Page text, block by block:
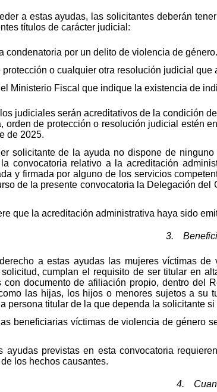
a estas ayudas, las solicitantes deberán
títulos de carácter judicial:
condenatoria por un delito de violencia de género.
protección o cualquier otra resolución judicial
Ministerio Fiscal que indique la existencia de
judiciales serán acreditativos de la condición
orden de protección o resolución judicial estén
de 2025.
solicitante de la ayuda no dispone de
convocatoria relativo a la acreditación
y firmada por alguno de los servicios
de la presente convocatoria la Delegación
que la acreditación administrativa haya sido
3.
a estas ayudas las mujeres víctimas
cumplan el requisito de ser titular en
con documento de afiliación propio, dentro del
las hijas, los hijos o menores sujetos a su
persona titular de la que dependa la solicitante
beneficiarias víctimas de violencia de género
ayudas previstas en esta convocatoria
los hechos causantes.
4.